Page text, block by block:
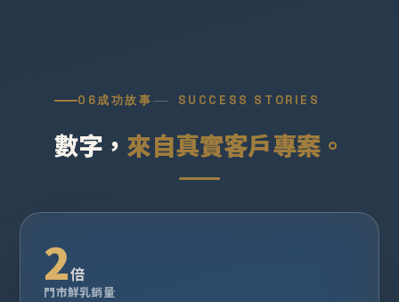
06成功故事 SUCCESS STORIES
數字， 來自真實客戶專案。
2倍
門市鮮乳銷量